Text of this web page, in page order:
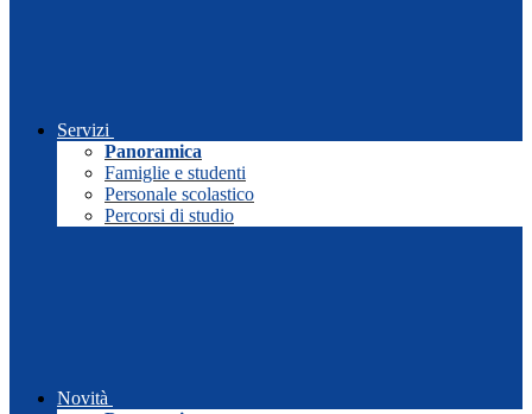
Servizi
Panoramica
Famiglie e studenti
Personale scolastico
Percorsi di studio
Novità